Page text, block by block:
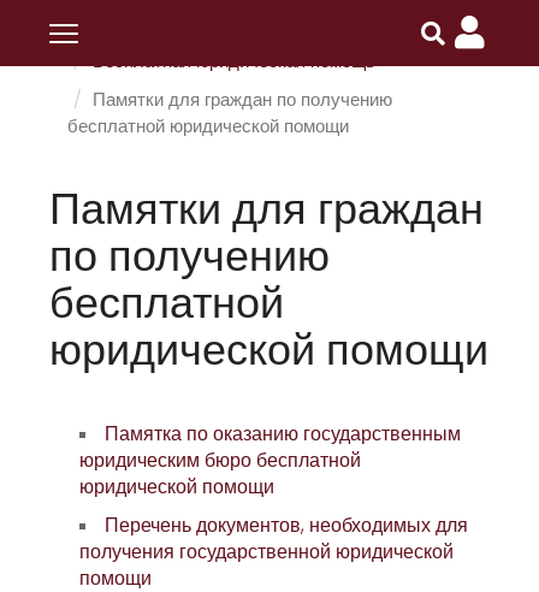
Главная
Меры поддержки
Бесплатная юридическая помощь
Памятки для граждан по получению
бесплатной юридической помощи
Памятки для граждан
по получению
бесплатной
юридической помощи
Памятка по оказанию государственным
юридическим бюро бесплатной
юридической помощи
Перечень документов, необходимых для
получения государственной юридической
помощи